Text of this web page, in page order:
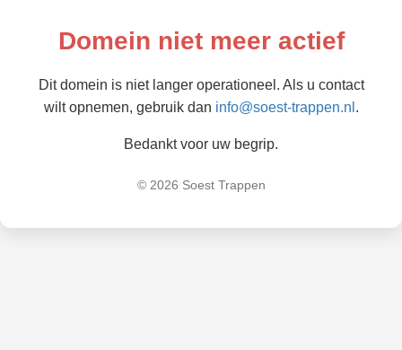
Domein niet meer actief
Dit domein is niet langer operationeel. Als u contact
wilt opnemen, gebruik dan info@soest-trappen.nl .
Bedankt voor uw begrip.
© 2026 Soest Trappen